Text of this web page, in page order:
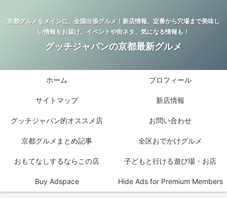
京都グルメをメインに、全国出張グルメ！新店情報、定番から穴場まで美味し
い情報をお届け。イベントや街ネタ、気になる情報も！
グッチジャパンの京都最新グルメ
ホーム プロフィール
サイトマップ 新店情報
グッチジャパン的オススメ店 お問い合わせ
京都グルメまとめ記事 全区おでかけグルメ
おもてなしするならこの店 子どもと行ける遊び場・お店
Buy Adspace Hide Ads for Premium Members